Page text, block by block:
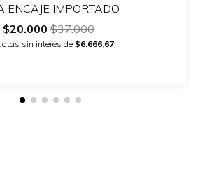
ENCAJE IMPORTADO
$20.000 $37.000
sin interés de $6.666,67